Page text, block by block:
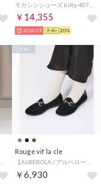
モカシンシューズ kilty-407t-tp（TAUPE）
￥14,355
20%OFF 20%
Rouge vif la cle
￥6,930
予約